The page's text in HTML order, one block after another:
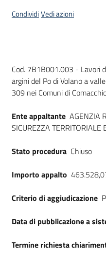
su
CondividiVedi azioni
Dati del bando
Cod. 7B1B001.003 - Lavori
argini del Po di Volano a
309 nei Comuni di
Ente appaltante AGENZIA
SICUREZZA TERRITORIALE
Stato procedura Chiuso
Importo appalto
Criterio di aggiudicazione
Data di pubblicazione a
Termine richiesta